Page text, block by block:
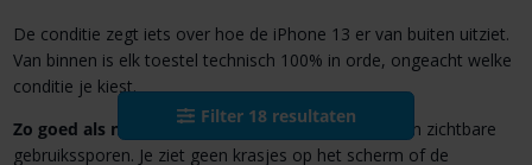
Filter 18resultaten
De conditie zegt iets over hoe de iPhone 13 er van buiten uitziet.
Van binnen is elk toestel technisch 100% in orde, ongeacht welke
conditie je kiest.
Zo goed als nieuw (grade A). Het toestel heeft geen zichtbare
gebruikssporen. Je ziet geen krasjes op het scherm of de